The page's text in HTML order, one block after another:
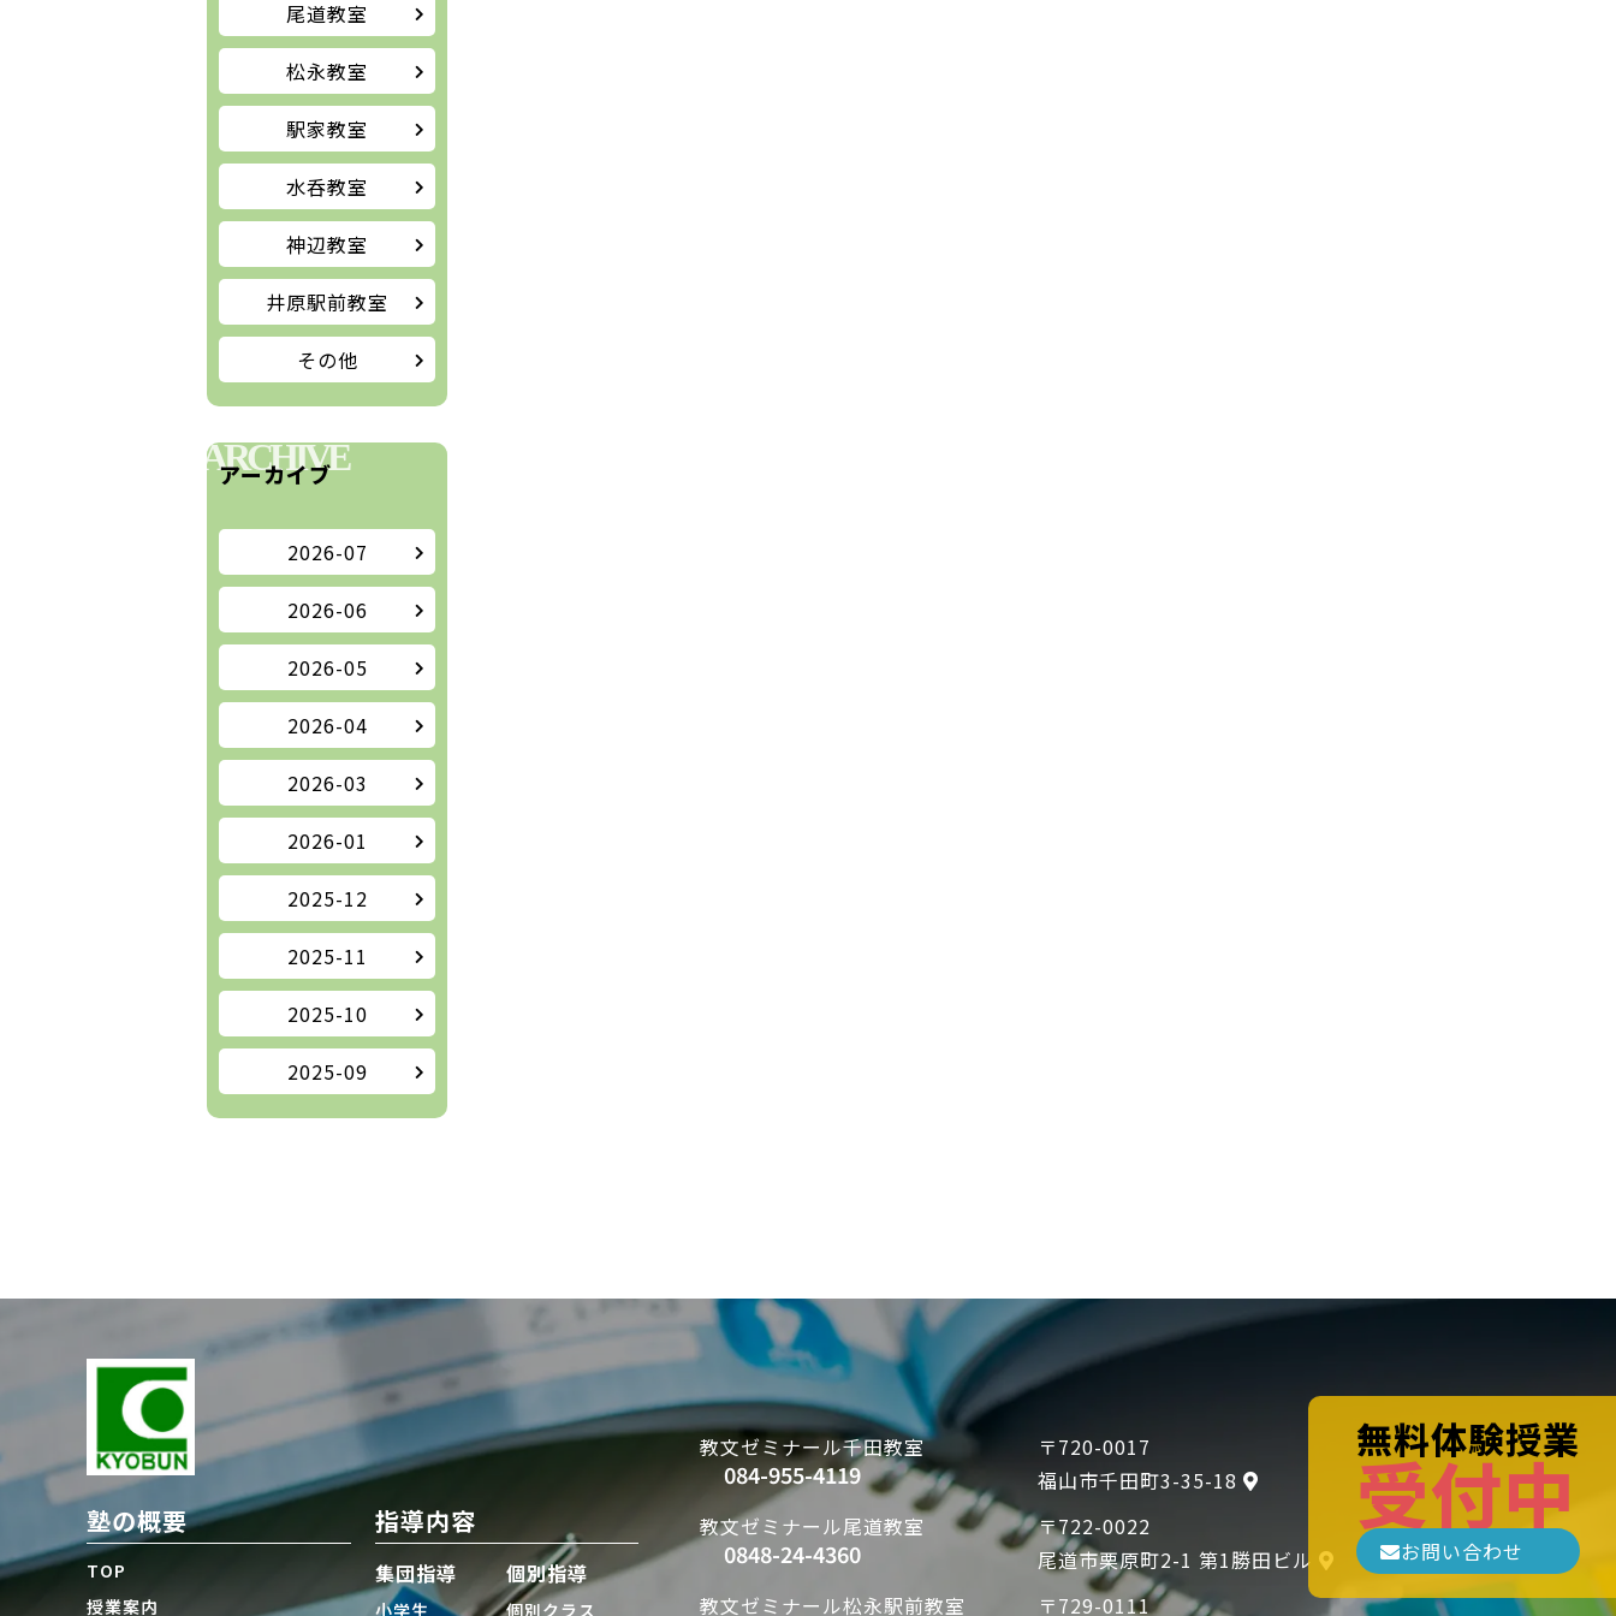
無料体験授業
受付中
お問い合わせ
尾道教室
松永教室
駅家教室
水呑教室
神辺教室
井原駅前教室
その他
ARCHIVE
アーカイブ
2026-07
2026-06
2026-05
2026-04
2026-03
2026-01
2025-12
2025-11
2025-10
2025-09
塾の概要
TOP
授業案内
指導内容
集団指導
小学生
個別指導
個別クラス
教文ゼミナール千田教室
084-955-4119
〒720-0017
福山市千田町3-35-18
教文ゼミナール尾道教室
0848-24-4360
〒722-0022
尾道市栗原町2-1 第1勝田ビル
教文ゼミナール松永駅前教室 〒729-0111